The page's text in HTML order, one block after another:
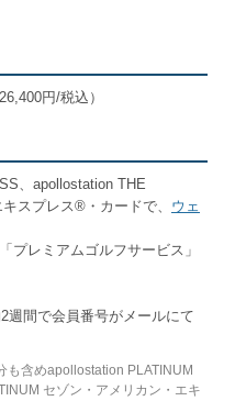
円/税込）
、apollostation THE
スプレス®・カードで、 ウェ
レミアムゴルフサービス」
間で会員番号がメールにて
も含めapollostation PLATINUM
セゾン・アメリカン・エキ